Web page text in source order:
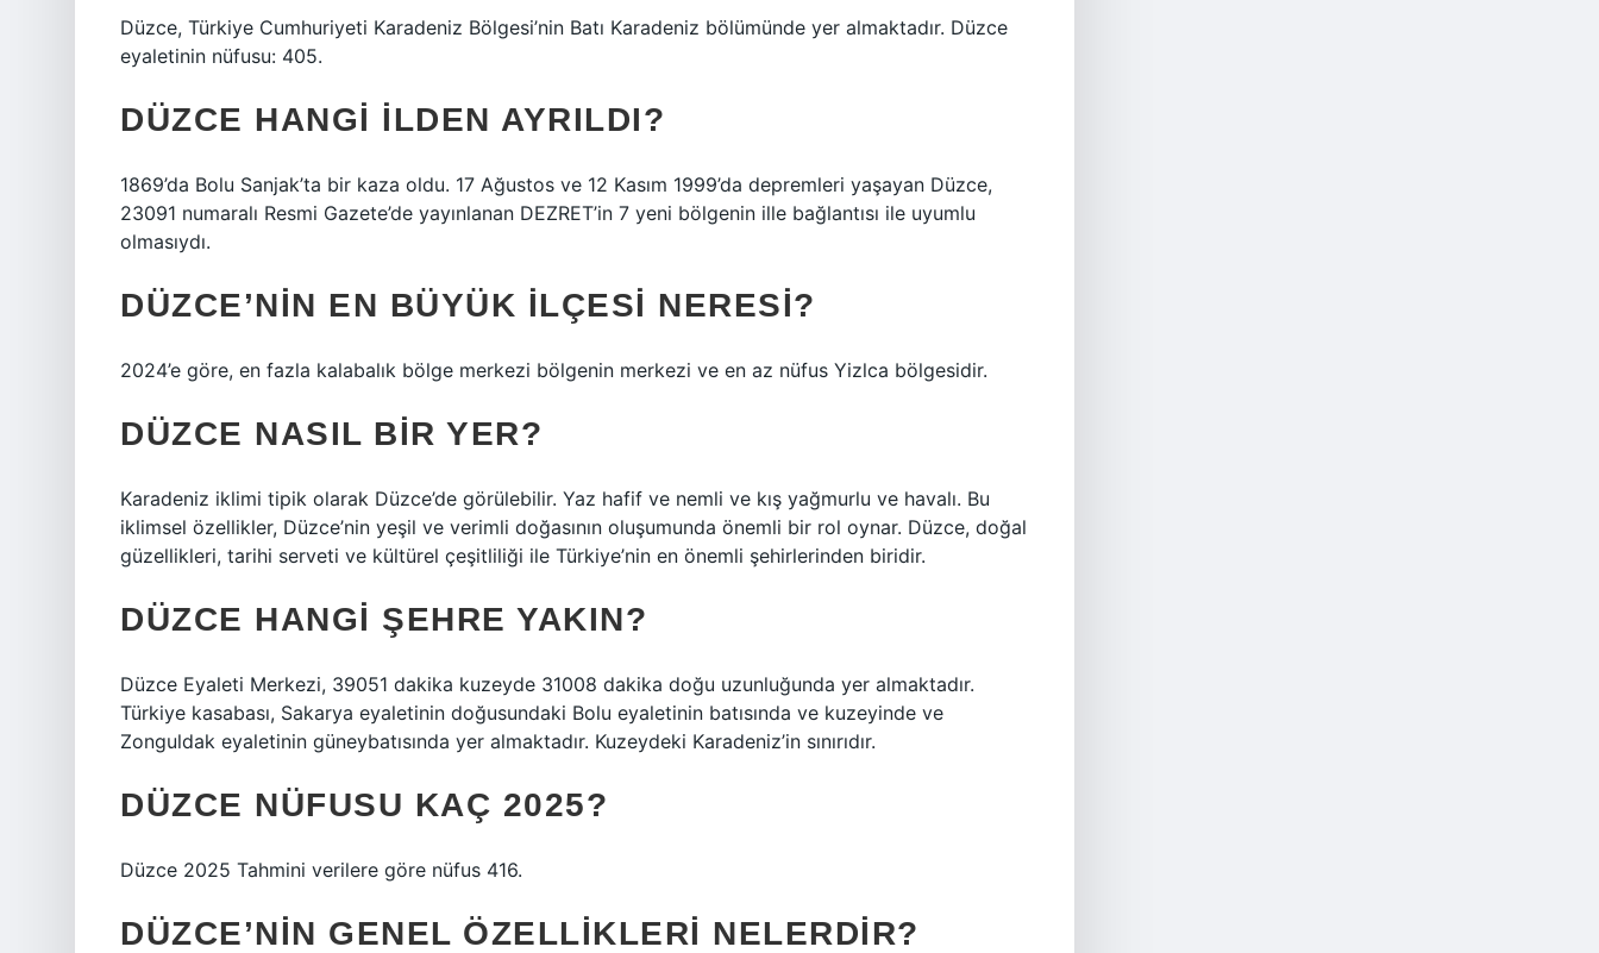
Düzce, Türkiye Cumhuriyeti Karadeniz Bölgesi’nin Batı Karadeniz bölümünde yer almaktadır. Düzce
eyaletinin nüfusu: 405.
DÜZCE HANGI ILDEN AYRILDI?
1869’da Bolu Sanjak’ta bir kaza oldu. 17 Ağustos ve 12 Kasım 1999’da depremleri yaşayan Düzce,
23091 numaralı Resmi Gazete’de yayınlanan DEZRET’in 7 yeni bölgenin ille bağlantısı ile uyumlu
olmasıydı.
DÜZCE’NIN EN BÜYÜK ILÇESI NERESI?
2024’e göre, en fazla kalabalık bölge merkezi bölgenin merkezi ve en az nüfus Yizlca bölgesidir.
DÜZCE NASIL BIR YER?
Karadeniz iklimi tipik olarak Düzce’de görülebilir. Yaz hafif ve nemli ve kış yağmurlu ve havalı. Bu
iklimsel özellikler, Düzce’nin yeşil ve verimli doğasının oluşumunda önemli bir rol oynar. Düzce, doğal
güzellikleri, tarihi serveti ve kültürel çeşitliliği ile Türkiye’nin en önemli şehirlerinden biridir.
DÜZCE HANGI ŞEHRE YAKIN?
Düzce Eyaleti Merkezi, 39051 dakika kuzeyde 31008 dakika doğu uzunluğunda yer almaktadır.
Türkiye kasabası, Sakarya eyaletinin doğusundaki Bolu eyaletinin batısında ve kuzeyinde ve
Zonguldak eyaletinin güneybatısında yer almaktadır. Kuzeydeki Karadeniz’in sınırıdır.
DÜZCE NÜFUSU KAÇ 2025?
Düzce 2025 Tahmini verilere göre nüfus 416.
DÜZCE’NIN GENEL ÖZELLIKLERI NELERDIR?